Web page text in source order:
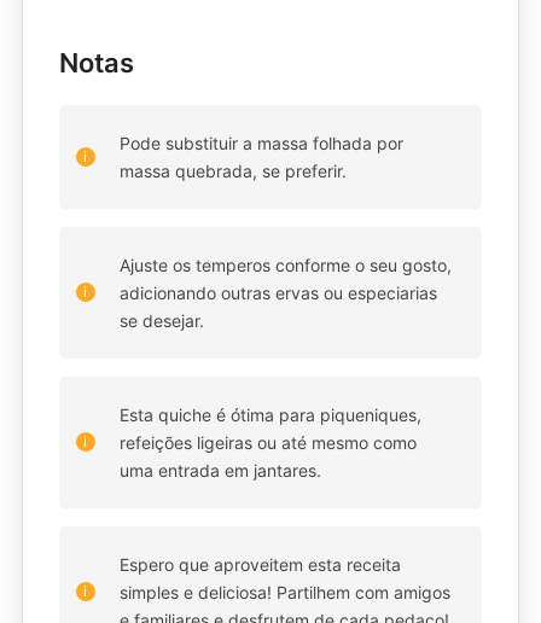
Notas
Pode substituir a massa folhada por
massa quebrada, se preferir.
Ajuste os temperos conforme o seu gosto,
adicionando outras ervas ou especiarias
se desejar.
Esta quiche é ótima para piqueniques,
refeições ligeiras ou até mesmo como
uma entrada em jantares.
Espero que aproveitem esta receita
simples e deliciosa! Partilhem com amigos